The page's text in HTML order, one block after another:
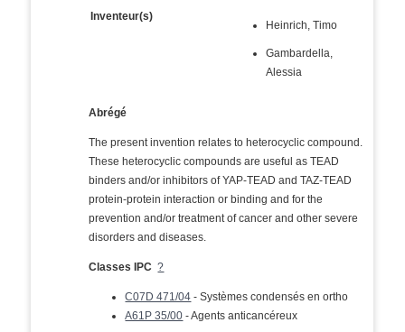
Inventeur(s)
Heinrich, Timo
Gambardella,
Alessia
Abrégé
The present invention relates to heterocyclic compound.
These heterocyclic compounds are useful as TEAD
binders and/or inhibitors of YAP-TEAD and TAZ-TEAD
protein-protein interaction or binding and for the
prevention and/or treatment of cancer and other severe
disorders and diseases.
Classes IPC ?
C07D 471/04 - Systèmes condensés en ortho
A61P 35/00 - Agents anticancéreux